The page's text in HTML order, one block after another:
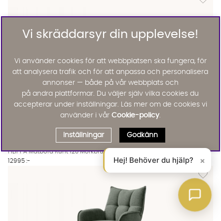
FILIPPA Matbord Runt 120 Mörkbrun Finns även i dessa färger:
FILIPPA Matbord Runt 120 Mörkbrun
FILIPPA Matbord Runt 120 Mörkbrun
12995 :-
Lägg
Vi skräddarsyr din upplevelse!
Vi använder cookies för att webbplatsen ska fungera, för
att analysera trafik och för att anpassa och personalisera
annonser — både på vår webbplats och
på andra plattformar. Du väljer själv vilka cookies du
accepterar under inställningar. Läs mer om de cookies vi
använder i vår Cookie-policy.
Inställningar Godkänn
Hej! Behöver du hjälp? ×